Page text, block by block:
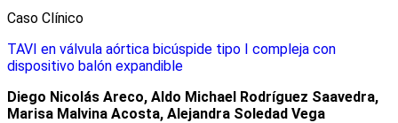
Caso Clínico
TAVI en válvula aórtica bicúspide tipo I compleja con
dispositivo balón expandible
Diego Nicolás Areco, Aldo Michael Rodríguez Saavedra,
Marisa Malvina Acosta, Alejandra Soledad Vega